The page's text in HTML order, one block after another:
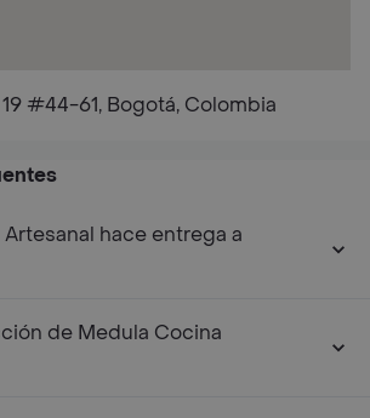
#44-61, Bogotá, Colombia
hace entrega a
de Medula Cocina